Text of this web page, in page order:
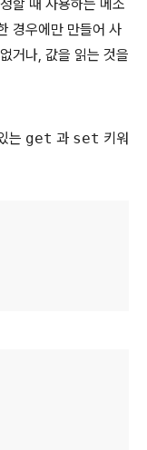
할 때 사용하는 메소
경우에만 만들어 사
거나, 값을 읽는 것을
는 get 과 set 키워